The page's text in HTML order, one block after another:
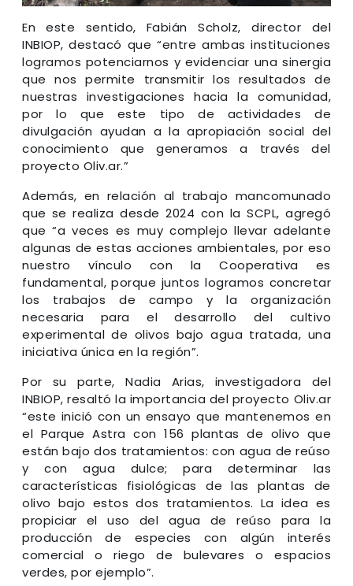
En este sentido, Fabián Scholz, director del
INBIOP, destacó que “entre ambas instituciones
logramos potenciarnos y evidenciar una sinergia
que nos permite transmitir los resultados de
nuestras investigaciones hacia la comunidad,
por lo que este tipo de actividades de
divulgación ayudan a la apropiación social del
conocimiento que generamos a través del
proyecto Oliv.ar.”
Además, en relación al trabajo mancomunado
que se realiza desde 2024 con la SCPL, agregó
que “a veces es muy complejo llevar adelante
algunas de estas acciones ambientales, por eso
nuestro vínculo con la Cooperativa es
fundamental, porque juntos logramos concretar
los trabajos de campo y la organización
necesaria para el desarrollo del cultivo
experimental de olivos bajo agua tratada, una
iniciativa única en la región”.
Por su parte, Nadia Arias, investigadora del
INBIOP, resaltó la importancia del proyecto Oliv.ar
“este inició con un ensayo que mantenemos en
el Parque Astra con 156 plantas de olivo que
están bajo dos tratamientos: con agua de reúso
y con agua dulce; para determinar las
características fisiológicas de las plantas de
olivo bajo estos dos tratamientos. La idea es
propiciar el uso del agua de reúso para la
producción de especies con algún interés
comercial o riego de bulevares o espacios
verdes, por ejemplo”.